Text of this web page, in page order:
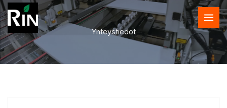
Siirry
sisältöön
Yhteystiedot